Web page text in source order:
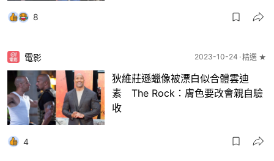
8
電影 2023-10-24 精選 ★
狄維莊遜蠟像被漂白似合體雲迪
素 The Rock：膚色要改會親自驗
收
4